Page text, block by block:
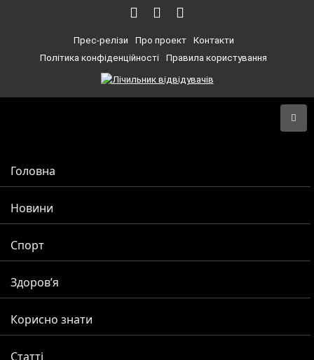
Прес-релізи Про проект
Контакти
Політика конфіденційності
Правила користування
Головна
Новини
Спорт
Здоров’я
Корисно знати
Статті